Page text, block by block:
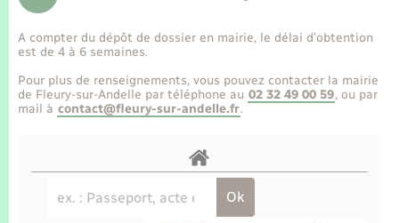
Etat-civil - Papiers - Citoyenneté
Mariage – PACS
Parrainage civil
Logement - Urbanisme
Nouvel habitant
Transports scolaires
Travaux - Autorisation d’occupation de l’espace
public
Compétences
Plan interactif
A compter du dépôt de dossier en mairie, le délai d’obtention
est de 4 à 6 semaines.
Pour plus de renseignements, vous pouvez contacter la mairie
de Fleury-sur-Andelle par téléphone au 02 32 49 00 59, ou par
mail à contact@fleury-sur-andelle.fr.